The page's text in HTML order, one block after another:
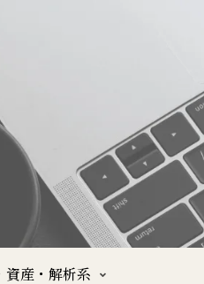
資産・解析系